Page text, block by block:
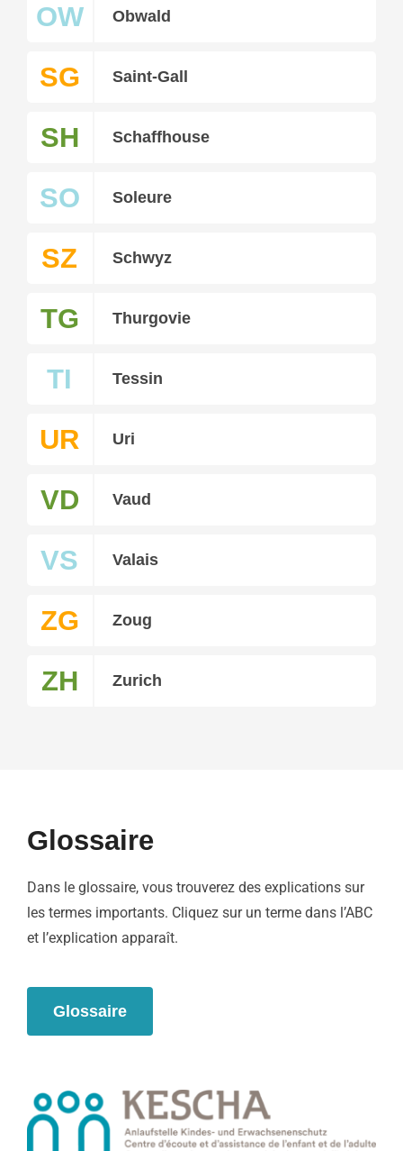
OW Obwald
SG Saint-Gall
SH Schaffhouse
SO Soleure
SZ Schwyz
TG Thurgovie
TI Tessin
UR Uri
VD Vaud
VS Valais
ZG Zoug
ZH Zurich
Glossaire
Dans le glossaire, vous trouverez des explications sur
les termes importants. Cliquez sur un terme dans l’ABC
et l’explication apparaît.
Glossaire